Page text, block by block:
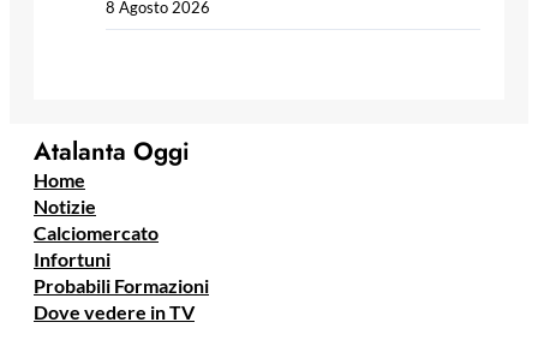
8 Agosto 2026
Atalanta Oggi
Home
Notizie
Calciomercato
Infortuni
Probabili Formazioni
Dove vedere in TV